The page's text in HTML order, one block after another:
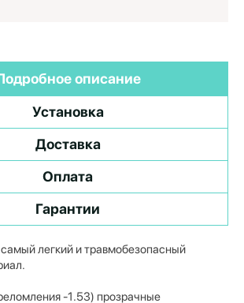
описание
Установка
Доставка
Оплата
Гарантии
легкий и травмобезопасный
-1.53) прозрачные